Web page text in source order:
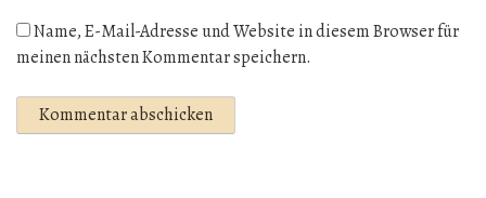
Name, E-Mail-Adresse und Website in diesem Browser für
meinen nächsten Kommentar speichern.